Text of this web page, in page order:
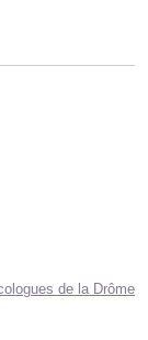
de la Drôme